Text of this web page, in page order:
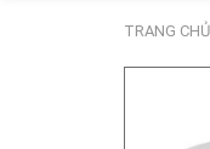
TRANG CHỦ